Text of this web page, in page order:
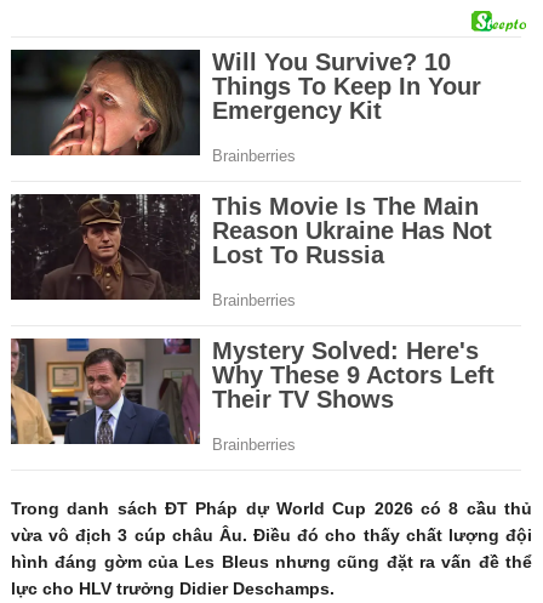
Trong danh sách ĐT Pháp dự World Cup 2026 có 8 cầu thủ
vừa vô địch 3 cúp châu Âu. Điều đó cho thấy chất lượng đội
hình đáng gờm của Les Bleus nhưng cũng đặt ra vấn đề thể
lực cho HLV trưởng Didier Deschamps.